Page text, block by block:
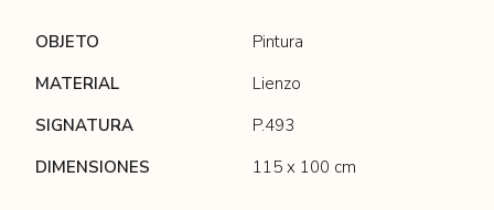
OBJETO
Pintura
MATERIAL
Lienzo
SIGNATURA
P.493
DIMENSIONES
115 x 100 cm